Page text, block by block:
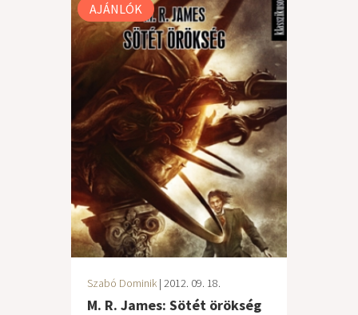
AJÁNLÓK
Szabó Dominik | 2012. 09. 18.
M. R. James: Sötét örökség